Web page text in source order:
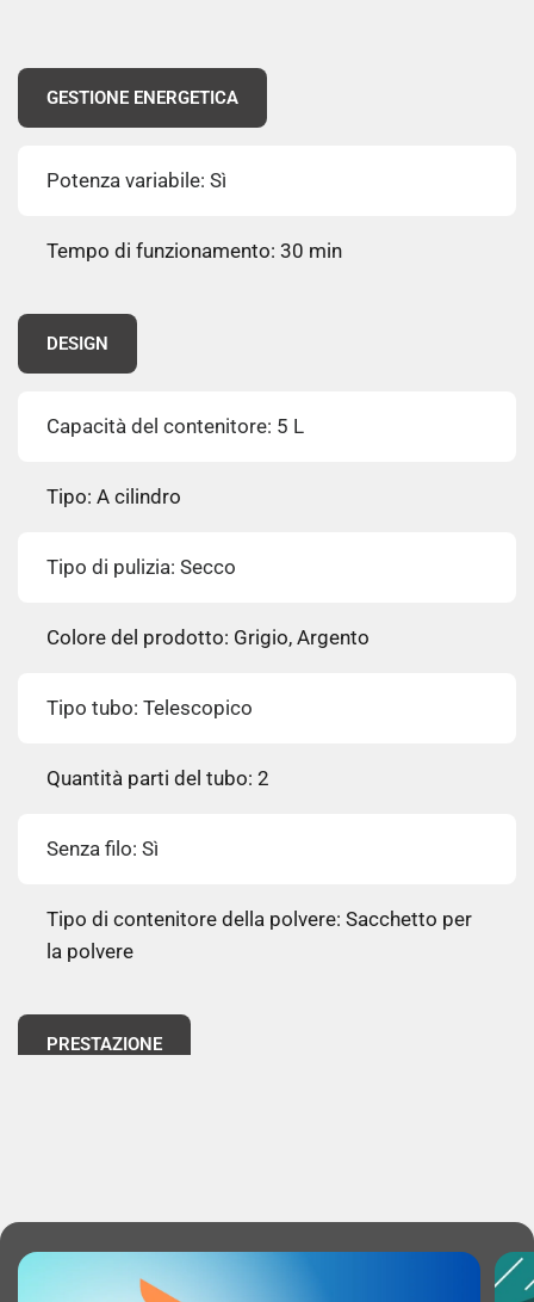
GESTIONE ENERGETICA
Potenza variabile: Sì
Tempo di funzionamento: 30 min
DESIGN
Capacità del contenitore: 5 L
Tipo: A cilindro
Tipo di pulizia: Secco
Colore del prodotto: Grigio, Argento
Tipo tubo: Telescopico
Quantità parti del tubo: 2
Senza filo: Sì
Tipo di contenitore della polvere: Sacchetto per
la polvere
PRESTAZIONE